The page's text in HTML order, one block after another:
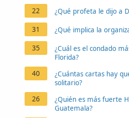
22 ¿Qué profeta le dijo a
31 ¿Qué implica la
35
¿Cuál es el condado
Florida?
40
¿Cuántas cartas hay
solitario?
26
¿Quién es más fuerte
Guatemala?